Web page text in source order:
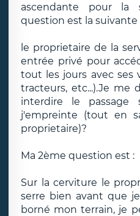
ascendante pour la
question est la suivante
le proprietaire de la
entrée privé pour
tout les jours avec ses
tracteurs, etc...).Je me
interdire le passage
j'empreinte (tout en
proprietaire)?
Ma 2ème question est :
Sur la cerviture le
serre bien avant que
borné mon terrain, je